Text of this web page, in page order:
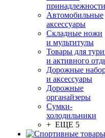
принадлежности
Автомобильные
аксессуары
Складные ножи
и мультитулы
Товары для
и активного
Дорожные
и аксессуары
Дорожные
органайзеры
Сумки-
холодильники
+ ЕЩЕ 5